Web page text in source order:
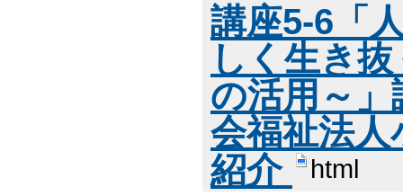
講座5-6「
しく生き
の活用～
会福祉法人
紹介
html